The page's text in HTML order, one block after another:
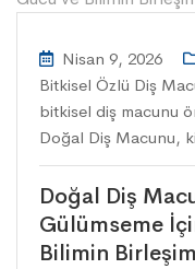
Nisan 9, 2026
Bitkisel Özlü Diş
bitkisel diş macunu
Doğal Diş Macunu,
Doğal Diş
Gülümseme
Bilimin